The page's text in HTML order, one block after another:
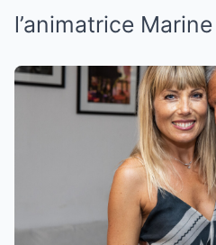
l’animatrice